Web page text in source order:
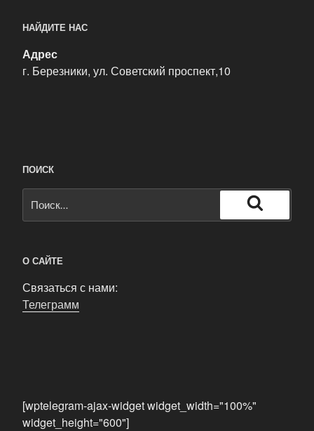
НАЙДИТЕ НАС
Адрес
г. Березники, ул. Советский проспект,10
ПОИСК
Искать:
Поиск
О САЙТЕ
Связаться с нами:
Телеграмм
[wptelegram-ajax-widget widget_width="100%"
widget_height="600"]